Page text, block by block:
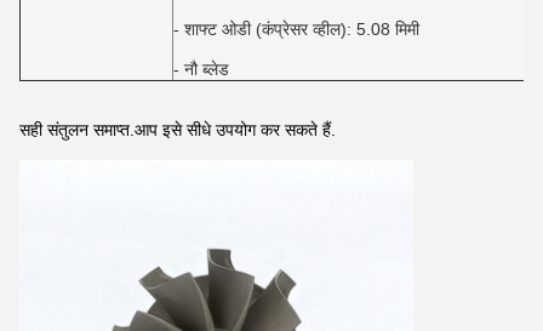
- शाफ्ट ओडी (कंप्रेसर व्हील): 5.08 मिमी
- नौ ब्लेड
सही संतुलन समाप्त.आप इसे सीधे उपयोग कर सकते हैं.